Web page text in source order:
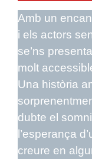
Amb un
i els actors
se’ns
molt
Una història
dubte el
l’esperança
creure en